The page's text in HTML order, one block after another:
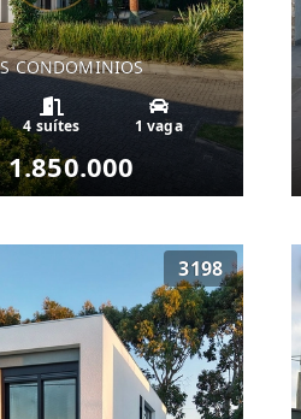
CONDOMINIOS
4 suítes 1 vaga
1.850.000
3198